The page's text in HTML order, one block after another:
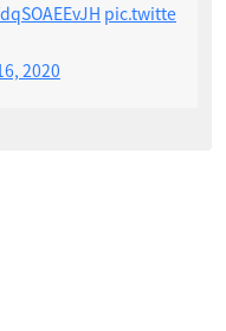
pic.twitte
2020